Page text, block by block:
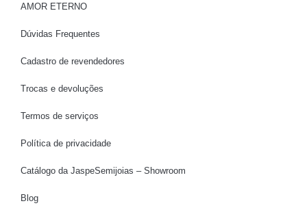
AMOR ETERNO
Dúvidas Frequentes
Cadastro de revendedores
Trocas e devoluções
Termos de serviços
Política de privacidade
Catálogo da JaspeSemijoias – Showroom
Blog